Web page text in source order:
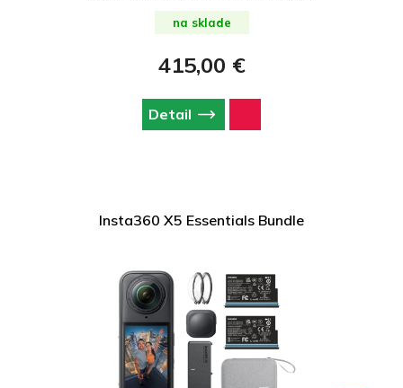
na sklade
415,00 €
Detail
Insta360 X5 Essentials Bundle